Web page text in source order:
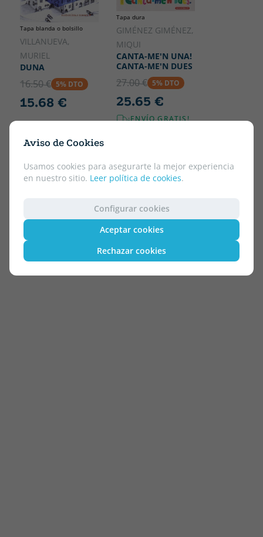
Aviso de Cookies
Usamos cookies para asegurarte la mejor experiencia
en nuestro sitio. Leer política de cookies.
Configurar cookies
Aceptar cookies
Rechazar cookies
Tapa blanda o bolsillo
VILLANUEVA,
MURIEL
DUNA
16.50 € 5% DTO
15.68 €
Tapa dura
GIMÉNEZ GIMÉNEZ,
MIQUI
CANTA-ME'N UNA!
CANTA-ME'N DUES
27.00 € 5% DTO
25.65 €
¡ENVÍO GRATIS!